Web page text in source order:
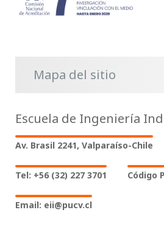
Mapa del sitio
Escuela de Ingeniería
Av. Brasil 2241, Valparaíso-Chile
Tel: +56 (32) 227 3701 Código
Email: eii@pucv.cl